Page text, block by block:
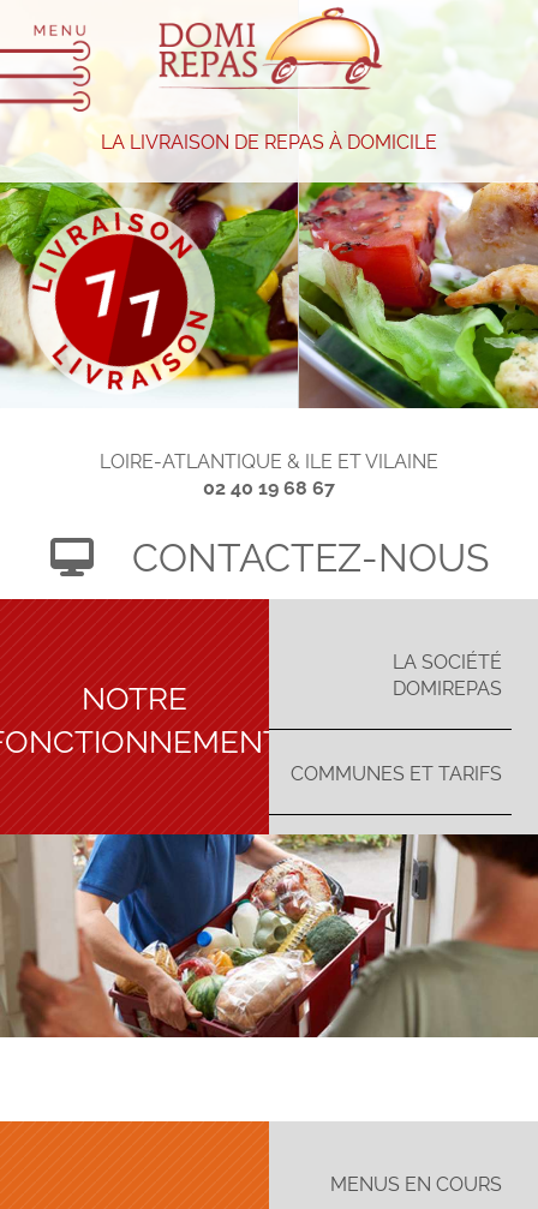
LA LIVRAISON DE REPAS À DOMICILE
LOIRE-ATLANTIQUE & ILE ET VILAINE
02 40 19 68 67
CONTACTEZ-NOUS
NOTRE
LA SOCIÉTÉ
DOMIREPAS
COMMUNES ET TARIFS
MENUS EN COURS